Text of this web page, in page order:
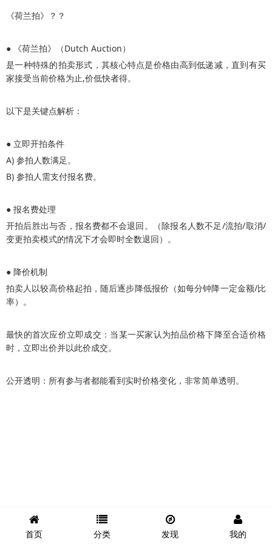
《荷兰拍》？？
● 《荷兰拍》（Dutch Auction）
是一种特殊的拍卖形式，其核心特点是价格由高到低递减，直到有买
家接受当前价格为止,价低快者得。
以下是关键点解析：
● 立即开拍条件
A) 参拍人数满足。
B) 参拍人需支付报名费。
● 报名费处理
开拍后胜出与否，报名费都不会退回。（除报名人数不足/流拍/取消/
变更拍卖模式的情况下才会即时全数退回）。
● 降价机制
拍卖人以较高价格起拍，随后逐步降低报价（如每分钟降一定金额/比
率）。
最快的首次应价立即成交：当某一买家认为拍品价格下降至合适价格
时，立即出价并以此价成交。
公开透明：所有参与者都能看到实时价格变化，非常简单透明。
首页 分类 发现 我的